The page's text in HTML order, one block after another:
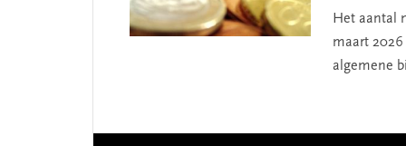
Het aantal
maart
algemene